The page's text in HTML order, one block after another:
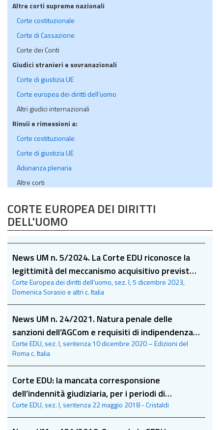
Altre corti supreme nazionali
Corte costituzionale
Corte di Cassazione
Corte dei Conti
Giudici stranieri e sovranazionali
Corte di giustizia UE
Corte europea dei diritti dell'uomo
Altri giudici internazionali
Rinvii e rimessioni a:
Corte costituzionale
Corte di giustizia UE
Adunanza plenaria
Altre corti
CORTE EUROPEA DEI DIRITTI
DELL'UOMO
News UM n. 5/2024. La Corte EDU riconosce la
legittimità del meccanismo acquisitivo previsto
dall’art. 42-bis del d.P.R. n. 327 del 2001
Corte Europea dei diritti dell’uomo, sez. I, 5 dicembre 2023,
Domenica Sorasio e altri c. Italia
News UM n. 24/2021. Natura penale delle
sanzioni dell’AGCom e requisiti di indipendenza e
imparzialità del giudice amministrativo: le
precisazioni della CEDU
Corte EDU, sez. I, sentenza 10 dicembre 2020 – Edizioni del
Roma c. Italia
Corte EDU: la mancata corresponsione
dell’indennità giudiziaria, per i periodi di
maternità, non determina un caso di
discriminazione in base al sesso
Corte EDU, sez. I, sentenza 22 maggio 2018 - Cristaldi